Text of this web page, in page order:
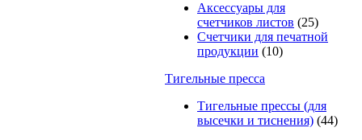
Аксессуары для
счетчиков листов (25)
Счетчики для печатной
продукции (10)
Тигельные пресса
Тигельные прессы (для
высечки и тиснения) (44)